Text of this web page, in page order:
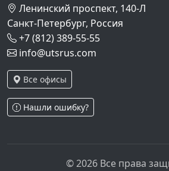
Ленинский проспект, 140-Л
Санкт-Петербург, Россия
+7 (812) 389-55-55
info@utsrus.com
Все офисы
Нашли ошибку?
© 2026 Все права